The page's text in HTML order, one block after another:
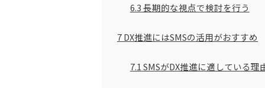
6.3長期的な視点で検討を行う
7DX推進にはSMSの活用がおすすめ
7.1 SMSがDX推進に適している理